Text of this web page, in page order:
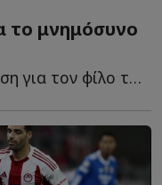
το μνημόσυνο
Με μια φορτισμένη ανακοίνωση για τον φίλο της ΑΕΚ που έ...